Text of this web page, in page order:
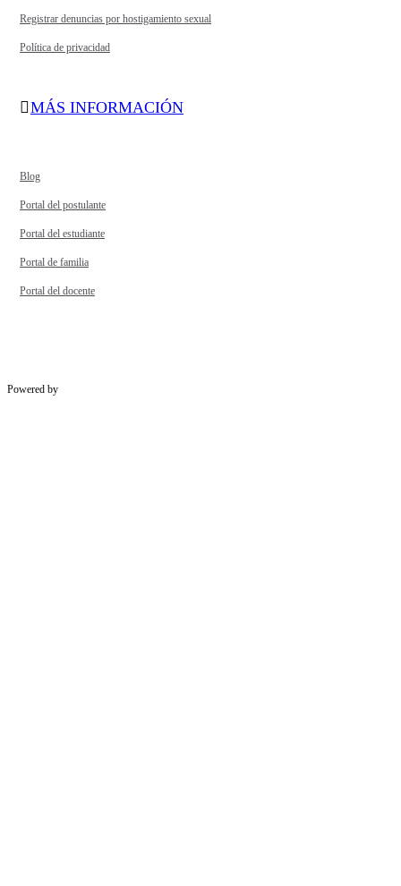
Registrar denuncias por hostigamiento sexual
Política de privacidad
MÁS INFORMACIÓN
Blog
Portal del postulante
Portal del estudiante
Portal de familia
Portal del docente
Powered by